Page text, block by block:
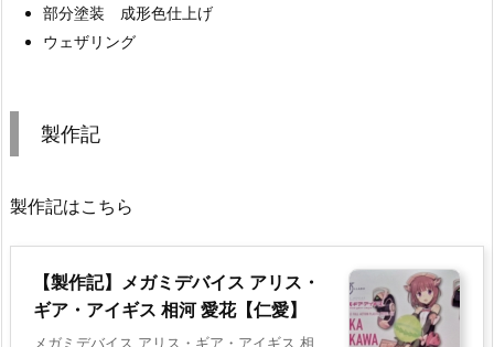
部分塗装 成形色仕上げ
ウェザリング
製作記
製作記はこちら
【製作記】メガミデバイス アリス・
ギア・アイギス 相河 愛花【仁愛】
メガミデバイス アリス・ギア・アイギス 相